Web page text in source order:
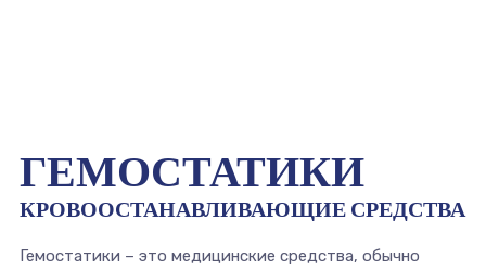
ГЕМОСТАТИКИ
КРОВООСТАНАВЛИВАЮЩИЕ СРЕДСТВА
Гемостатики – это медицинские средства, обычно